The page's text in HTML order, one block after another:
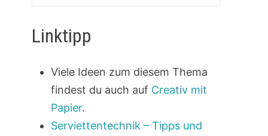
Linktipp
Viele Ideen zum diesem Thema
findest du auch auf Creativ mit
Papier.
Serviettentechnik – Tipps und